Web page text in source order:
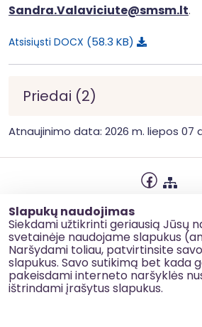
Slapukų naudojimas
Siekdami užtikrinti geriausią Jūsų
svetainėje naudojame slapukus
Naršydami toliau, patvirtinsite
slapukus. Savo sutikimą bet kada
pakeisdami interneto naršyklės
ištrindami įrašytus slapukus.
Sandra.Valaviciute@smsm.lt.
Atsisiųsti DOCX 58.3 KB
Priedai (2)
Atnaujinimo data: 2026 m. liepos 07
Slapukų naudojimas
Korupcijos prevencija
Kontaktai